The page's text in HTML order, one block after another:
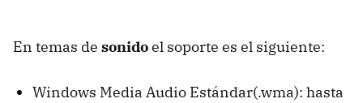
En temas de sonidoel soporte es el siguiente:
Windows Media Audio Estándar(.wma): hasta